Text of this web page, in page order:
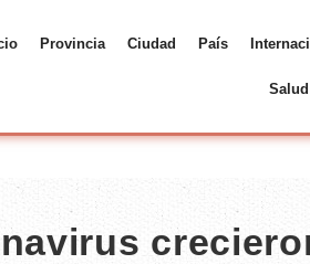
Provincia Ciudad País
Salud